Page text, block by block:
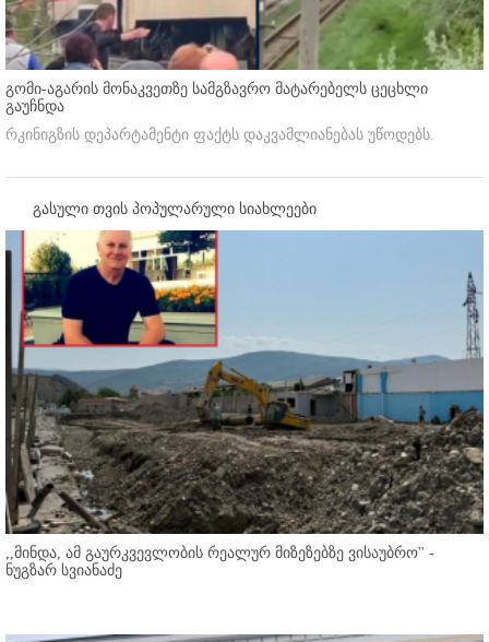
გომი-აგარის მონაკვეთზე სამგზავრო მატარებელს ცეცხლი
გაუჩნდა
რკინიგზის დეპარტამენტი ფაქტს დაკვამლიანებას უწოდებს.
გასული თვის პოპულარული სიახლეები
,,მინდა, ამ გაურკვევლობის რეალურ მიზეზებზე ვისაუბრო'' -
ნუგზარ სვიანაძე